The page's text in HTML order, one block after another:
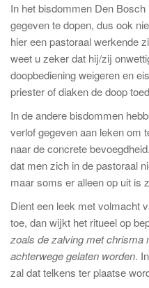
In het bisdommen Den
gegeven te dopen, dus ook
hier een pastoraal werkende
weet u zeker dat hij/zij
doopbediening weigeren en
priester of diaken de doop
In de andere bisdommen
verlof gegeven aan leken om
naar de concrete
dat men zich in de pastoraal
maar soms er alleen op uit is
Dient een leek met volmacht
toe, dan wijkt het ritueel op
zoals de zalving met chrisma
achterwege gelaten worden.
zal dat telkens ter plaatse